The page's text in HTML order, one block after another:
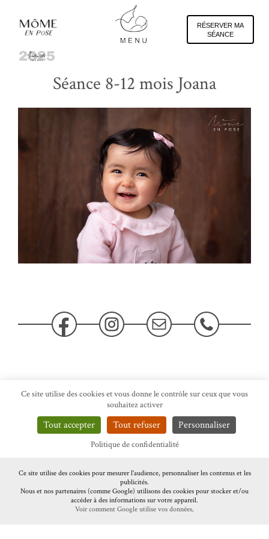
Ce site utilise des cookies et vous donne le contrôle sur ceux que vous
souhaitez activer
Tout accepter Tout refuser Personnaliser
Politique de confidentialité
Ce site utilise des cookies pour mesurer l'audience, personnaliser les contenus et les
publicités.
Nous et nos partenaires (comme Google) utilisons des cookies pour stocker et/ou
accéder à des informations sur votre appareil.
Voir comment Google utilise vos données.
Gaëlle B. Photographe,
RÉSERVER MA
SÉANCE
Séance 8-12 mois Joana
FacebookInstagramContactTéléphone
Môme EN POSE – GAELLE BOCQUET
TOUS DROITS RÉSERVÉS
TOUTES LES PHOTOS SONT PROTÉGÉES PAR LA LOI SUR LA
PROTECTION DU DROIT D'AUTEUR.
SANS L'ACCORD DE LA PHOTOGRAPHE GAËLLE BOCQUET, LEUR